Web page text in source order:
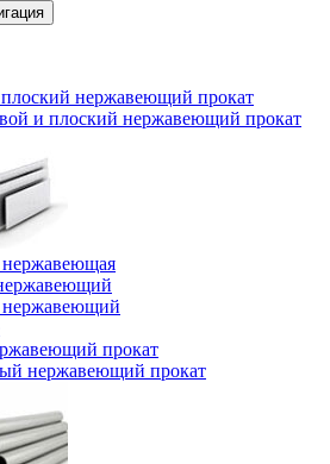
нержавеющий прокат
и плоский нержавеющий прокат
нержавеющая
нержавеющий
прокат
нержавеющий прокат